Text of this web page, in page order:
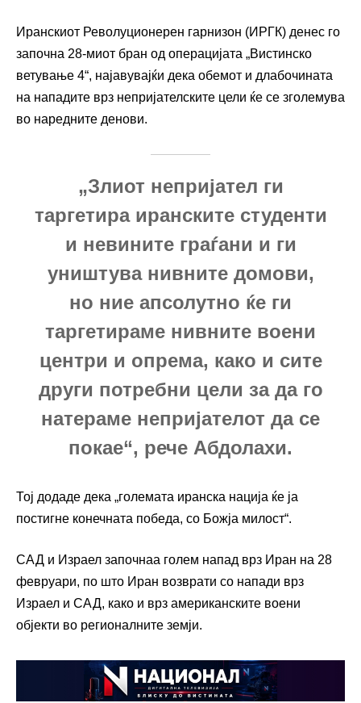
Иранскиот Револуционерен гарнизон (ИРГК) денес го
започна 28-миот бран од операцијата „Вистинско
ветување 4“, најавувајќи дека обемот и длабочината
на нападите врз непријателските цели ќе се зголемува
во наредните денови.
„Злиот непријател ги
таргетира иранските студенти
и невините граѓани и ги
уништува нивните домови,
но ние апсолутно ќе ги
таргетираме нивните воени
центри и опрема, како и сите
други потребни цели за да го
натераме непријателот да се
покае“, рече Абдолахи.
Тој додаде дека „големата иранска нација ќе ја
постигне конечната победа, со Божја милост“.
САД и Израел започнаа голем напад врз Иран на 28
февруари, по што Иран возврати со напади врз
Израел и САД, како и врз американските воени
објекти во регионалните земји.